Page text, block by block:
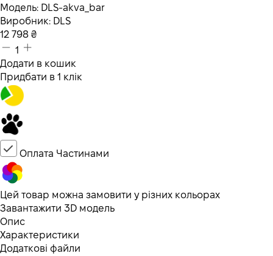
Модель: DLS-akva_bar
Виробник: DLS
12 798 ₴
1
Додати в кошик
Придбати в 1 клік
Оплата Частинами
Цей товар можна замовити у різних кольорах
Завантажити 3D модель
Опис
Характеристики
Додаткові файли